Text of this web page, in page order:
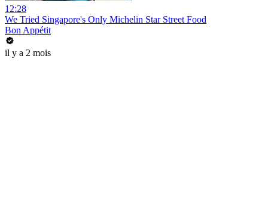
12:28
We Tried Singapore's Only Michelin Star Street Food
Bon Appétit
il y a 2 mois